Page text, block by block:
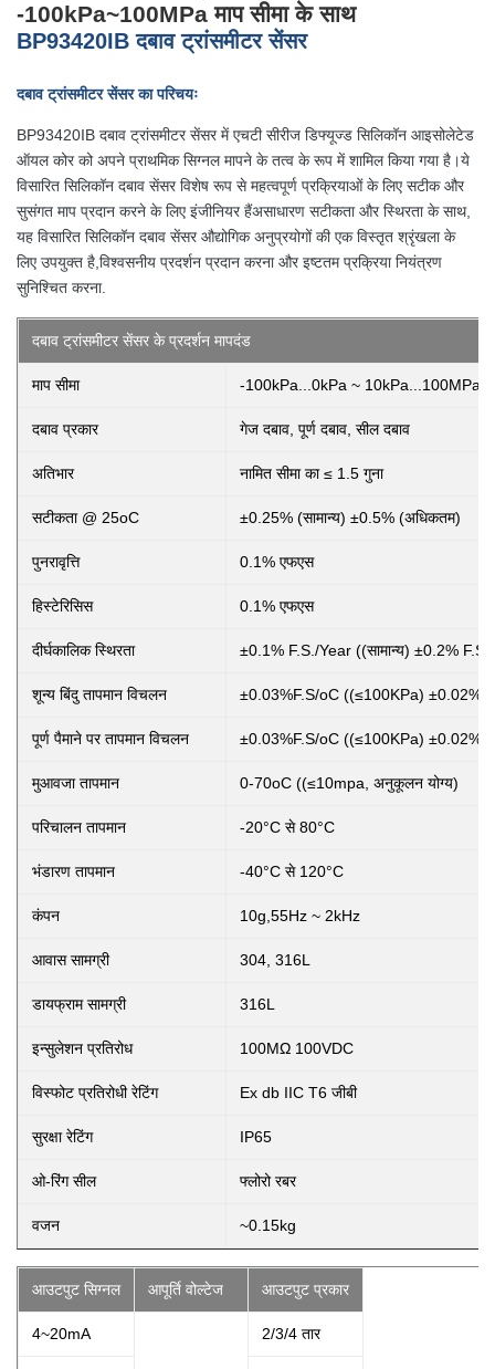
-100kPa~100MPa माप सीमा के साथ
BP93420IB दबाव ट्रांसमीटर सेंसर
दबाव ट्रांसमीटर सेंसर का परिचयः
BP93420IB दबाव ट्रांसमीटर सेंसर में एचटी सीरीज डिफ्यूज्ड सिलिकॉन आइसोलेटेड
ऑयल कोर को अपने प्राथमिक सिग्नल मापने के तत्व के रूप में शामिल किया गया है।ये
विसारित सिलिकॉन दबाव सेंसर विशेष रूप से महत्वपूर्ण प्रक्रियाओं के लिए सटीक और
सुसंगत माप प्रदान करने के लिए इंजीनियर हैंअसाधारण सटीकता और स्थिरता के साथ,
यह विसारित सिलिकॉन दबाव सेंसर औद्योगिक अनुप्रयोगों की एक विस्तृत श्रृंखला के
लिए उपयुक्त है,विश्वसनीय प्रदर्शन प्रदान करना और इष्टतम प्रक्रिया नियंत्रण
सुनिश्चित करना.
दबाव ट्रांसमीटर सेंसर के प्रदर्शन मापदंड
माप सीमा -100kPa...0kPa ~ 10kPa...100MPa
दबाव प्रकार गेज दबाव, पूर्ण दबाव, सील दबाव
अतिभार नामित सीमा का ≤ 1.5 गुना
सटीकता @ 25oC ±0.25% (सामान्य) ±0.5% (अधिकतम)
पुनरावृत्ति 0.1% एफएस
हिस्टेरिसिस 0.1% एफएस
दीर्घकालिक स्थिरता ±0.1% F.S./Year ((सामान्य) ±0.2%
शून्य बिंदु तापमान विचलन ±0.03%F.S/oC ((≤100KPa)
पूर्ण पैमाने पर तापमान विचलन ±0.03%F.S/oC ((≤100KPa)
मुआवजा तापमान 0-70oC ((≤10mpa, अनुकूलन योग्य)
परिचालन तापमान -20°C से 80°C
भंडारण तापमान -40°C से 120°C
कंपन 10g,55Hz ~ 2kHz
आवास सामग्री 304, 316L
डायफ्राम सामग्री 316L
इन्सुलेशन प्रतिरोध 100MΩ 100VDC
विस्फोट प्रतिरोधी रेटिंग Ex db IIC T6 जीबी
सुरक्षा रेटिंग IP65
ओ-रिंग सील फ्लोरो रबर
वजन ~0.15kg
आउटपुट सिग्नल आपूर्ति वोल्टेज आउटपुट प्रकार
4~20mA 2/3/4 तार